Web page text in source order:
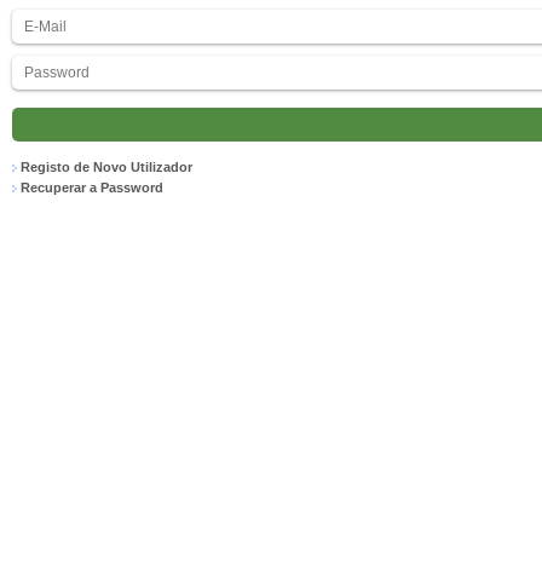
Registo de Novo Utilizador
Recuperar a Password